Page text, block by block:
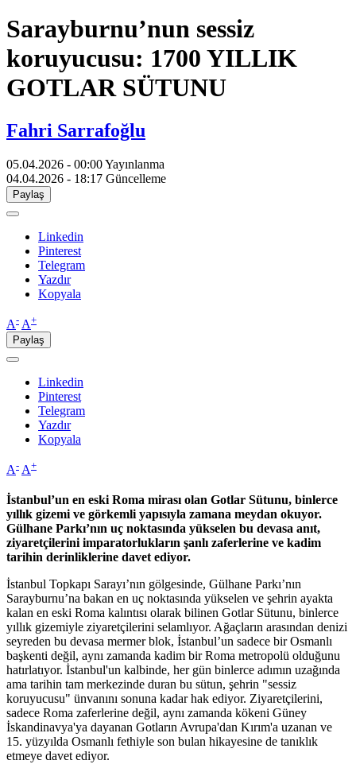
Sarayburnu’nun sessiz
koruyucusu: 1700 YILLIK
GOTLAR SÜTUNU
Fahri Sarrafoğlu
05.04.2026 - 00:00Yayınlanma
04.04.2026 - 18:17 Güncelleme
Paylaş
Linkedin
Pinterest
Telegram
Yazdır
Kopyala
A- A+
Paylaş
Linkedin
Pinterest
Telegram
Yazdır
Kopyala
A- A+
İstanbul’un en eski Roma mirası olan Gotlar Sütunu, binlerce
yıllık gizemi ve görkemli yapısıyla zamana meydan okuyor.
Gülhane Parkı’nın uç noktasında yükselen bu devasa anıt,
ziyaretçilerini imparatorlukların şanlı zaferlerine ve kadim
tarihin derinliklerine davet ediyor.
İstanbul Topkapı Sarayı’nın gölgesinde, Gülhane Parkı’nın
Sarayburnu’na bakan en uç noktasında yükselen ve şehrin ayakta
kalan en eski Roma kalıntısı olarak bilinen Gotlar Sütunu, binlerce
yıllık gizemiyle ziyaretçilerini selamlıyor. Ağaçların arasından denizi
seyreden bu devasa mermer blok, İstanbul’un sadece bir Osmanlı
başkenti değil, aynı zamanda kadim bir Roma metropolü olduğunu
hatırlatıyor. İstanbul'un kalbinde, her gün binlerce adımın uzağında
ama tarihin tam merkezinde duran bu sütun, şehrin "sessiz
koruyucusu" ünvanını sonuna kadar hak ediyor. Ziyaretçilerini,
sadece Roma zaferlerine değil, aynı zamanda kökeni Güney
İskandinavya'ya dayanan Gotların Avrupa'dan Kırım'a uzanan ve
15. yüzyılda Osmanlı fethiyle son bulan hikayesine de tanıklık
etmeye davet ediyor.